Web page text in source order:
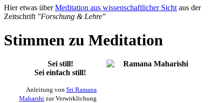
Hier etwas überMeditation aus wissenschaftlicher Sicht aus der
Zeitschrift "Forschung & Lehre"
Stimmen zu Meditation
Sei still!
Sei einfach still!
Anleitung von Sri Ramana
Maharshi zur Verwirklichung